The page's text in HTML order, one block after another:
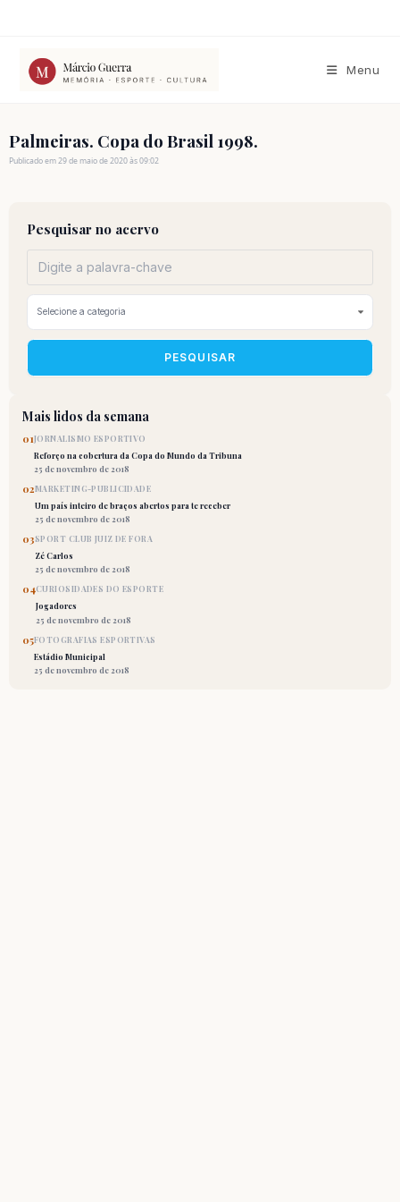
conteúdo
Menu
Palmeiras. Copa do Brasil 1998.
Publicado em 29 de maio de 2020 às 09:02
Pesquisar no acervo
PESQUISAR
Mais lidos da semana
01JORNALISMO ESPORTIVO
Reforço na cobertura da Copa do Mundo da Tribuna
25 de novembro de 2018
02MARKETING-PUBLICIDADE
Um país inteiro de braços abertos para te receber
25 de novembro de 2018
03SPORT CLUB JUIZ DE FORA
Zé Carlos
25 de novembro de 2018
04CURIOSIDADES DO ESPORTE
Jogadores
25 de novembro de 2018
05FOTOGRAFIAS ESPORTIVAS
Estádio Municipal
25 de novembro de 2018